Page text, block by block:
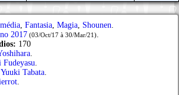
Fantasia Magia Shounen
2017 (03/Oct/17 à 30/Mar/21)
170
Yuuki Tabata